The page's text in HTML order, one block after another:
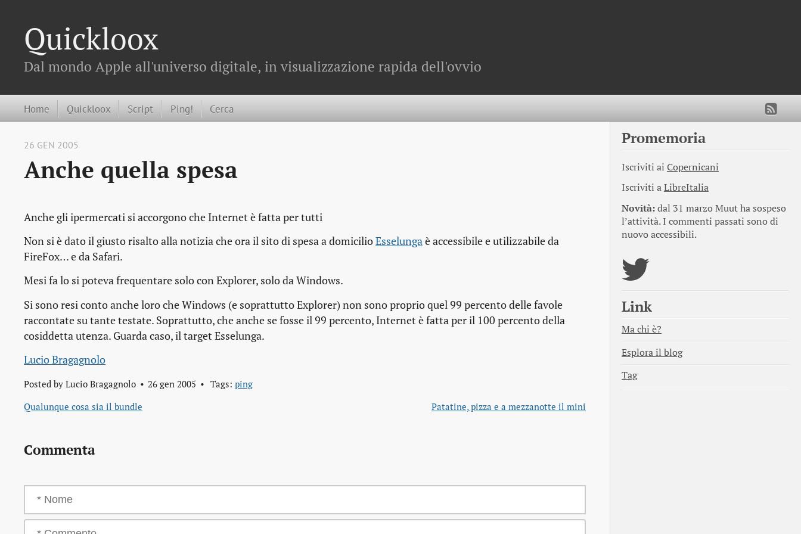
Quickloox
Dal mondo Apple all'universo digitale, in visualizzazione rapida dell'ovvio
Home Quickloox Script Ping! Cerca
26 GEN 2005
Anche quella spesa
Anche gli ipermercati si accorgono che Internet è fatta per tutti
Non si è dato il giusto risalto alla notizia che ora il sito di spesa a domicilioEsselungaè accessibile e utilizzabile da
FireFox… e da Safari.
Mesi fa lo si poteva frequentare solo con Explorer, solo da Windows.
Si sono resi conto anche loro che Windows (e soprattutto Explorer) non sono proprio quel 99 percento delle favole
raccontate su tante testate. Soprattutto, che anche se fosse il 99 percento, Internet è fatta per il 100 percento della
cosiddetta utenza. Guarda caso, il target Esselunga.
Lucio Bragagnolo
Posted by Lucio Bragagnolo 26 gen 2005 Tags: ping
Qualunque cosa sia il bundle
Patatine, pizza e a mezzanotte il mini
Commenta
Promemoria
Iscriviti ai Copernicani
Iscriviti aLibreItalia
Novità:dal 31 marzo Muut ha sospeso
l’attività. I commenti passati sono di
nuovo accessibili.
Link
Ma chi è?
Esplora il blog
Tag